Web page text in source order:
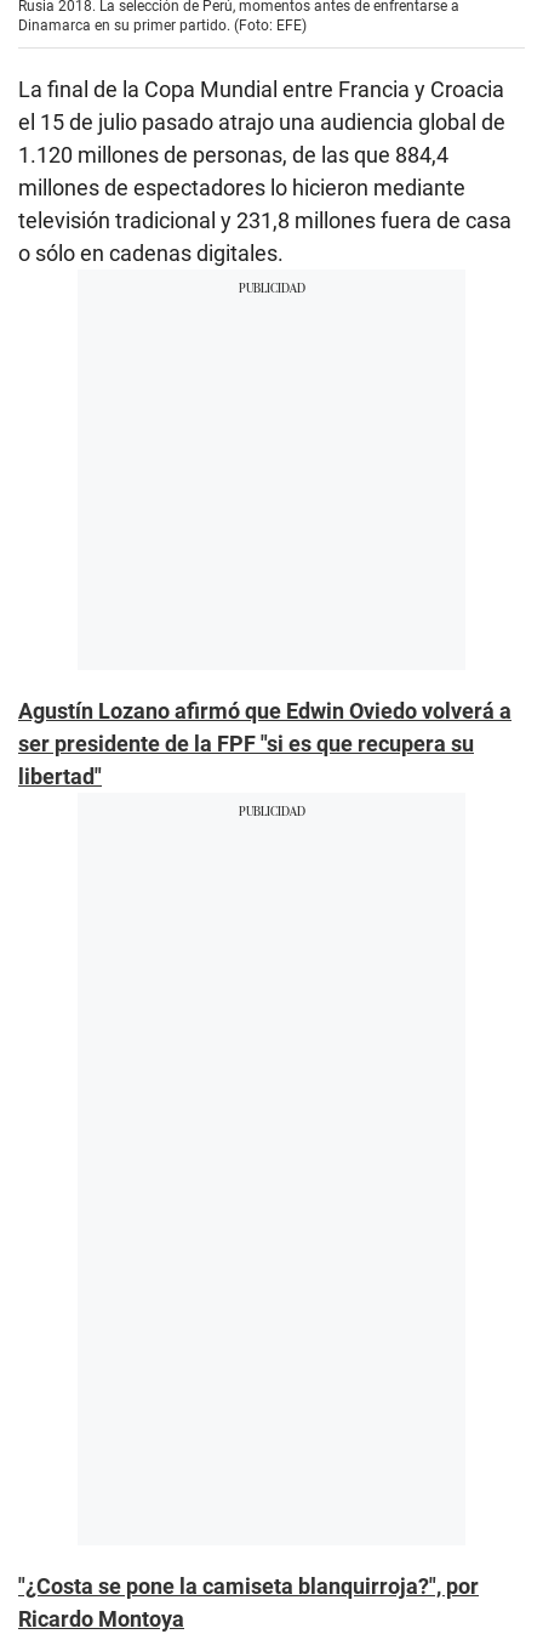
Rusia 2018. La selección de Perú, momentos antes de enfrentarse a
Dinamarca en su primer partido. (Foto: EFE)
La final de la Copa Mundial entre Francia y Croacia
el 15 de julio pasado atrajo una audiencia global de
1.120 millones de personas, de las que 884,4
millones de espectadores lo hicieron mediante
televisión tradicional y 231,8 millones fuera de casa
o sólo en cadenas digitales.
Agustín Lozano afirmó que Edwin Oviedo volverá a
ser presidente de la FPF "si es que recupera su
libertad"
"¿Costa se pone la camiseta blanquirroja?", por
Ricardo Montoya